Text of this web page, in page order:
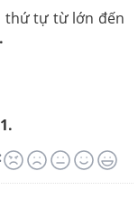
thứ tự từ lớn đến